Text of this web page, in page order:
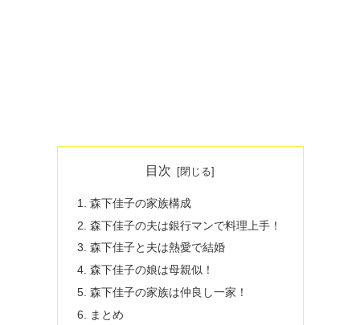
目次
森下佳子の家族構成
森下佳子の夫は銀行マンで料理上手！
森下佳子と夫は熱愛で結婚
森下佳子の娘は母親似！
森下佳子の家族は仲良し一家！
まとめ